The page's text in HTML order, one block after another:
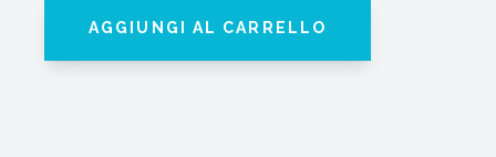
AGGIUNGI AL CARRELLO